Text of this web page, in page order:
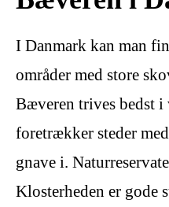
I Danmark kan man
områder med store
Bæveren trives bedst i
foretrækker steder
gnave i.
Klosterheden er gode